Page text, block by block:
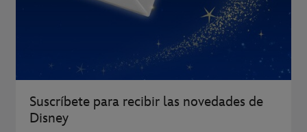
Suscríbete para recibir las novedades de
Disney